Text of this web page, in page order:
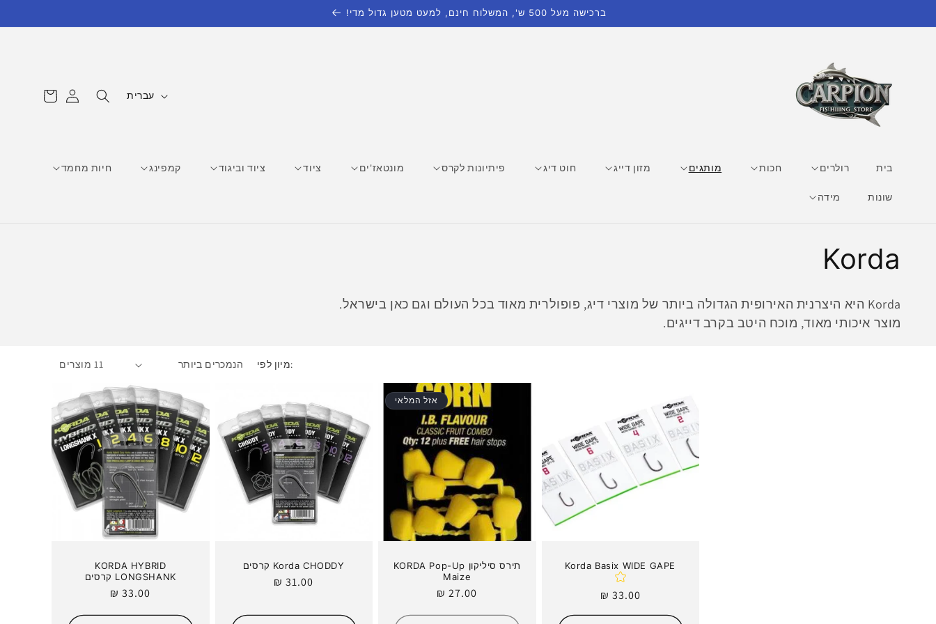
ברכישה מעל 500 ש', המשלוח חינם, למעט מטען גדול מדי!
בית רולרים חכות מותגים מזון דייג חוט דיג פיתיונות לקרס מונטאז'ים ציוד ציוד וביגוד קמפינג חיות מחמד
שונות מידה
ש עברית התחברות
קניות
ק
ו
ל
Korda
Korda היא היצרנית האירופית הגדולה ביותר של מוצרי דיג, פופולרית מאוד בכל העולם וגם כאן בישראל.
מוצר איכותי מאוד, מוכח היטב בקרב דייגים.
:מיון לפי 11 מוצרים
Korda Basix WIDE GAPE
מחיר
33.00 ₪
אזל המלאי
תירס סיליקון KORDA Pop-Up
Maize
מחיר
27.00 ₪
Korda CHODDY קרסים
מחיר
31.00 ₪
KORDA HYBRID
LONGSHANK קרסים
מחיר
33.00 ₪